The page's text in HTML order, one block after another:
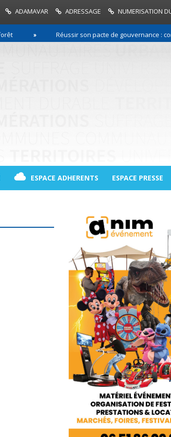
ADAMAVAR ADRESSAGE NUMERISATION
Réussir son pacte de gouvernance :
ESPACE ADHERENTS ESPACE PRESSE